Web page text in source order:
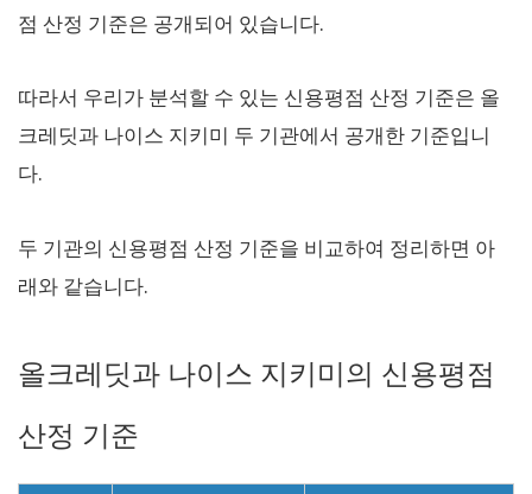
점 산정 기준은 공개되어 있습니다.
따라서 우리가 분석할 수 있는 신용평점 산정 기준은 올
크레딧과 나이스 지키미 두 기관에서 공개한 기준입니
다.
두 기관의 신용평점 산정 기준을 비교하여 정리하면 아
래와 같습니다.
올크레딧과 나이스 지키미의 신용평점
산정 기준